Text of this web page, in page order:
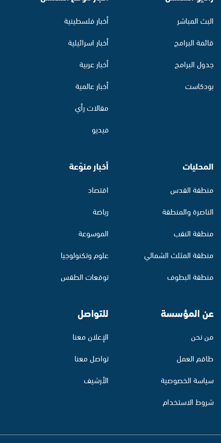
البث المباشر
قائمة البرامج
جدول البرامج
بودكاست
أخبار فلسطينية
أخبار اسرائيلية
أخبار عربية
أخبار عالمية
مقالات رأي
فيديو
المحليات
منطقة القدس
الناصرة والمنطقة
منطقة النقب
منطقة المثلث الشمالي
منطقة البطوف
أخبار منوّعة
اقتصاد
رياضة
الموسوعة
علوم وتكنولوجيا
توقعات الطقس
عن المؤسسة
من نحن
طاقم العمل
سياسة الخصوصية
شروط الاستخدام
للتواصل
الإعلان معنا
تواصل معنا
الأرشيف